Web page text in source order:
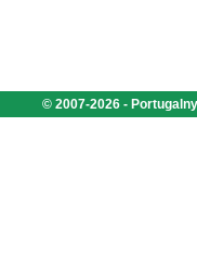
© 2007-2026 -